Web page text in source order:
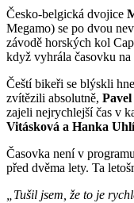
Česko-belgická dvojice
Megamo) se po dvou
závodě horských kol
když vyhrála časovku
Čeští bikeři se blýskli
zvítězili absolutně,
zajeli nejrychlejší čas v
Vitásková a Hanka
Časovka není v
před dvěma lety. Ta
„Tušil jsem, že to je